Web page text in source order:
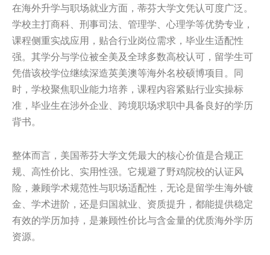
在海外升学与职场就业方面，蒂芬大学文凭认可度广泛。
学校主打商科、刑事司法、管理学、心理学等优势专业，
课程侧重实战应用，贴合行业岗位需求，毕业生适配性
强。其学分与学位被全美及全球多数高校认可，留学生可
凭借该校学位继续深造英美澳等海外名校硕博项目。同
时，学校聚焦职业能力培养，课程内容紧贴行业实操标
准，毕业生在涉外企业、跨境职场求职中具备良好的学历
背书。
整体而言，美国蒂芬大学文凭最大的核心价值是合规正
规、高性价比、实用性强。它规避了野鸡院校的认证风
险，兼顾学术规范性与职场适配性，无论是留学生海外镀
金、学术进阶，还是归国就业、资质提升，都能提供稳定
有效的学历加持，是兼顾性价比与含金量的优质海外学历
资源。